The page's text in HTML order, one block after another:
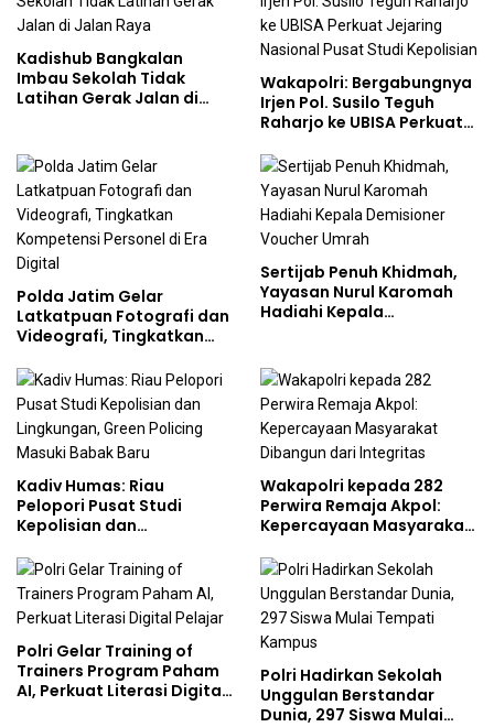
Kadishub Bangkalan
Imbau Sekolah Tidak
Latihan Gerak Jalan di
Wakapolri: Bergabungnya
Irjen Pol. Susilo Teguh
Raharjo ke UBISA Perkuat
Studi Kepolisian
Polda Jatim Gelar
Latkatpuan Fotografi dan
Videografi, Tingkatkan
Era Digital
Sertijab Penuh Khidmah,
Yayasan Nurul Karomah
Hadiahi Kepala
Kadiv Humas: Riau
Pelopori Pusat Studi
Kepolisian dan
Policing Masuki Babak
Baru
Wakapolri kepada 282
Perwira Remaja Akpol:
Kepercayaan Masyarakat
Polri Gelar Training of
Trainers Program Paham
AI, Perkuat Literasi Digital
Polri Hadirkan Sekolah
Unggulan Berstandar
Dunia, 297 Siswa Mulai